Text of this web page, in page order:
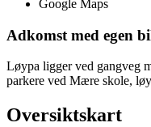
Google Maps
Adkomst med egen
Løypa ligger ved gangveg
parkere ved Mære skole,
Oversiktskart